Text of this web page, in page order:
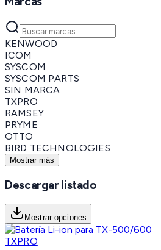
KENWOOD
ICOM
SYSCOM
SYSCOM PARTS
SIN MARCA
TXPRO
RAMSEY
PRYME
OTTO
BIRD TECHNOLOGIES
Mostrar más
Descargar listado
Mostrar opciones
TXPRO